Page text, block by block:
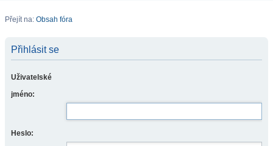
Přejít na: Obsah fóra
Přihlásit se
Uživatelské
jméno:
Heslo: